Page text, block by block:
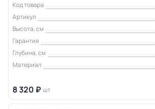
Код товара
Артикул
Высота, см
Гарантия
Глубина, см
Материал
8 320 ₽ шт